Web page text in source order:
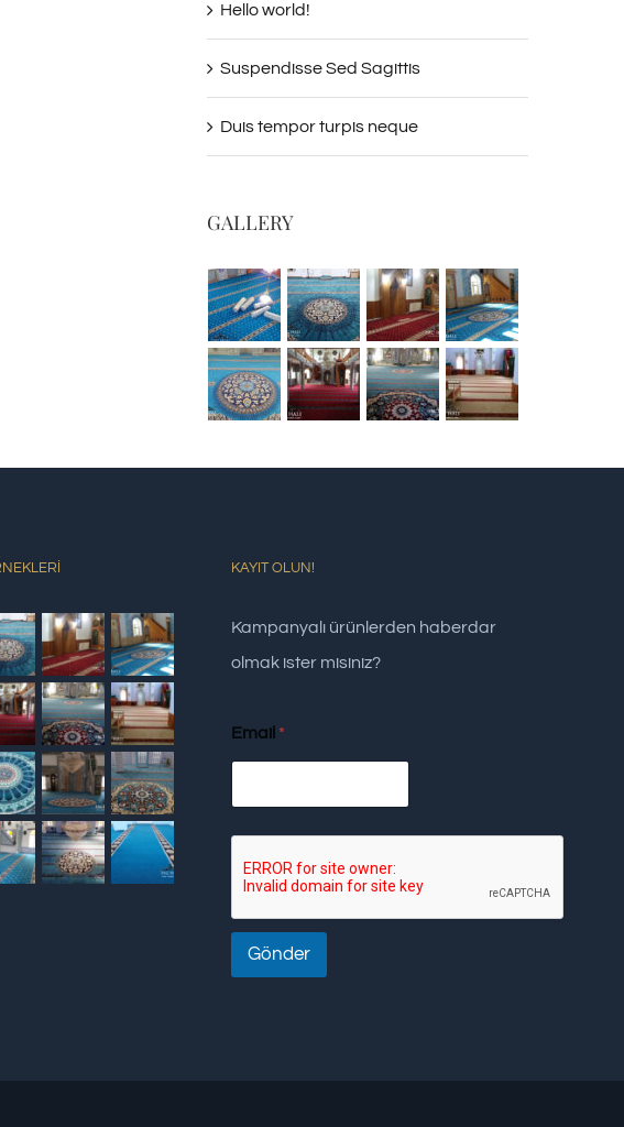
Hello world!
Suspendisse Sed Sagittis
Duis tempor turpis neque
GALLERY
KAYIT OLUN!
Kampanyalı ürünlerden haberdar
olmak ister misiniz?
Email *
Gönder